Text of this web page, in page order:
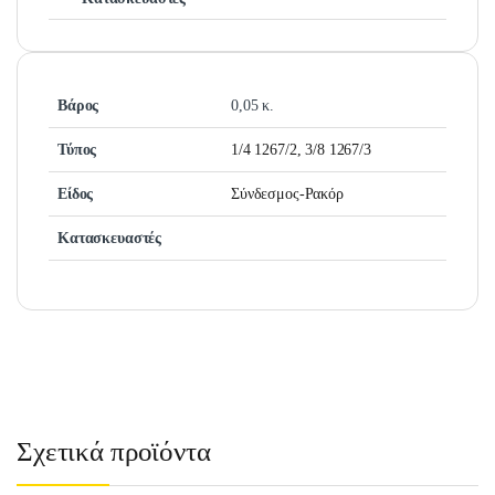
Βάρος 0,05 κ.
Τύπος 1/4 1267/2, 3/8 1267/3
Είδος Σύνδεσμος-Ρακόρ
Κατασκευαστές
Σχετικά προϊόντα